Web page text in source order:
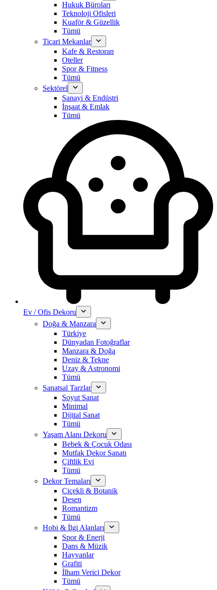
Hukuk Büroları
Teknoloji Ofisleri
Kuaför & Güzellik
Tümü
Ticari Mekanlar
Kafe & Restoran
Oteller
Spor & Fitness
Tümü
Sektörel
Sanayi & Endüstri
İnşaat & Emlak
Tümü
Ev / Ofis Dekoru
Doğa & Manzara
Türkiye
Dünyadan Fotoğraflar
Manzara & Doğa
Deniz & Tekne
Uzay & Astronomi
Tümü
Sanatsal Tarzlar
Soyut Sanat
Minimal
Dijital Sanat
Tümü
Yaşam Alanı Dekoru
Bebek & Çocuk Odası
Mutfak Dekor Sanatı
Çiftlik Evi
Tümü
Dekor Temaları
Çiçekli & Botanik
Desen
Romantizm
Tümü
Hobi & İlgi Alanları
Spor & Enerji
Dans & Müzik
Hayvanlar
Grafiti
İlham Verici Dekor
Tümü